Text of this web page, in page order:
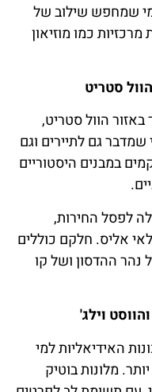
שמחפש שילוב של
כמו מוזיאון
סטריט
באזור הוול סטריט,
שמדבר גם לתיירים וגם
במבנים היסטוריים
לפסל החירות,
לאי אליס. חלקם כוללים
נהר ההדסון ושל קו
וילג'
האידיאליות למי
מלונות בוטיק